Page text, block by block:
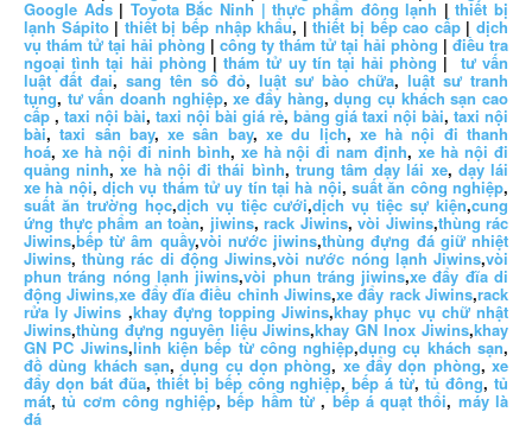
Google Ads| Toyota Bắc Ninh | thực phẩm đông lạnh |thiết bị
lạnh Sápito |thiết bị bếp nhập khẩu, |thiết bị bếp cao cấp|dịch
vụ thám tử tại hải phòng | công ty thám tử tại hải phòng |điều tra
ngoại tình tại hải phòng |thám tử uy tín tại hải phòng | tư vấn
luật đất đai, sang tên sổ đỏ, luật sư bào chữa, luật sư tranh
tụng, tư vấn doanh nghiệp,xe đẩy hàng,dụng cụ khách sạn cao
cấp, taxi nội bài, taxi nội bài giá rẻ, bảng giá taxi nội bài, taxi nội
bài,taxi sân bay,xe sân bay,xe du lịch, xe hà nội đi thanh
hoá, xe hà nội đi ninh bình, xe hà nội đi nam định,xe hà nội đi
quảng ninh,xe hà nội đi thái bình, trung tâm dạy lái xe, dạy lái
xe hà nội,dịch vụ thám tử uy tín tại hà nội,suất ăn công nghiệp,
suất ăn trường học,dịch vụ tiệc cưới,dịch vụ tiệc sự kiện,cung
ứng thực phẩm an toàn, jiwins, rack Jiwins, vòi Jiwins,thùng rác
Jiwins,bếp từ âm quầy,vòi nước jiwins,thùng đựng đá giữ nhiệt
Jiwins,thùng rác di động Jiwins,vòi nước nóng lạnh Jiwins,vòi
phun tráng nóng lạnh jiwins,vòi phun tráng jiwins,xe đẩy đĩa di
động Jiwins,xe đẩy đĩa điều chỉnh Jiwins,xe đẩy rack Jiwins,rack
rửa ly Jiwins ,khay đựng topping Jiwins,khay phục vụ chữ nhật
Jiwins,thùng đựng nguyên liệu Jiwins,khay GN Inox Jiwins,khay
GN PC Jiwins,linh kiện bếp từ công nghiệp,dụng cụ khách sạn,
đồ dùng khách sạn,dụng cụ dọn phòng,xe đẩy dọn phòng,xe
đẩy dọn bát đũa,thiết bị bếp công nghiệp,bếp á từ,tủ đông,tủ
mát,tủ cơm công nghiệp,bếp hầm từ ,bếp á quạt thổi, máy là
đá